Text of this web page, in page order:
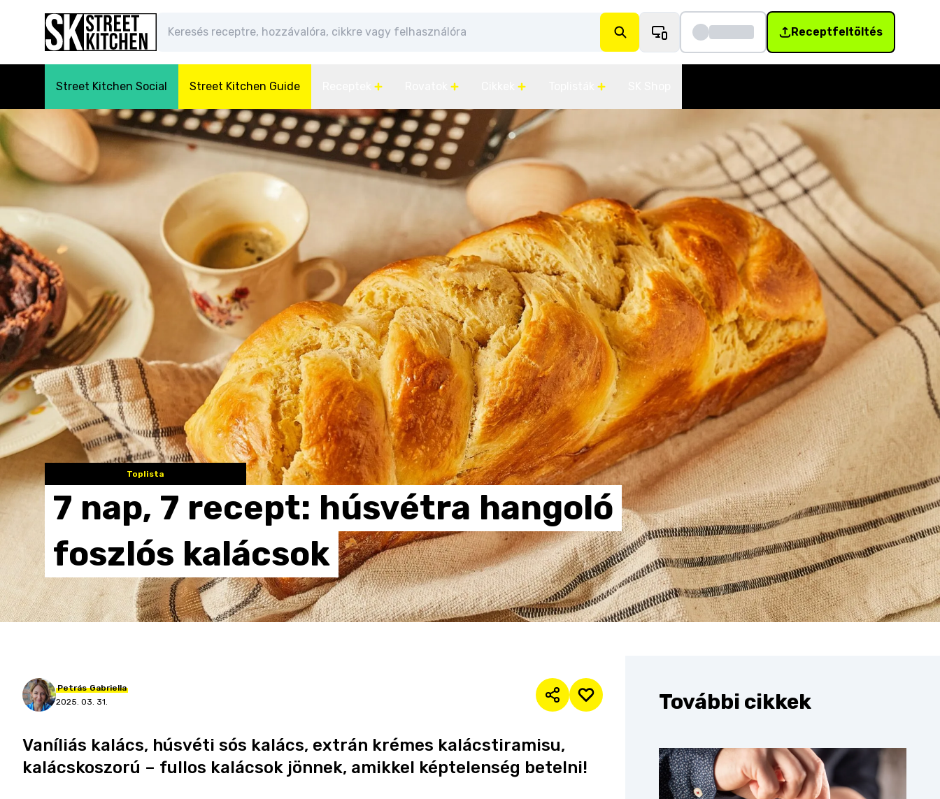
Receptfeltöltés
Street Kitchen Social Street Kitchen Guide
Toplista
7 nap, 7 recept: húsvétra hangoló
foszlós kalácsok
Petrás Gabriella
2025. 03. 31.
Vaníliás kalács, húsvéti sós kalács, extrán krémes kalácstiramisu,
kalácskoszorú – fullos kalácsok jönnek, amikkel képtelenség betelni!
További cikkek